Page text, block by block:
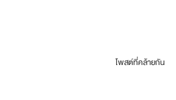
โพสต์ที่คล้ายกัน